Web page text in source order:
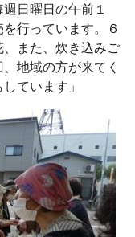
日曜日の午前１
行っています。６
また、炊き込みご
地域の方が来てく
ています」